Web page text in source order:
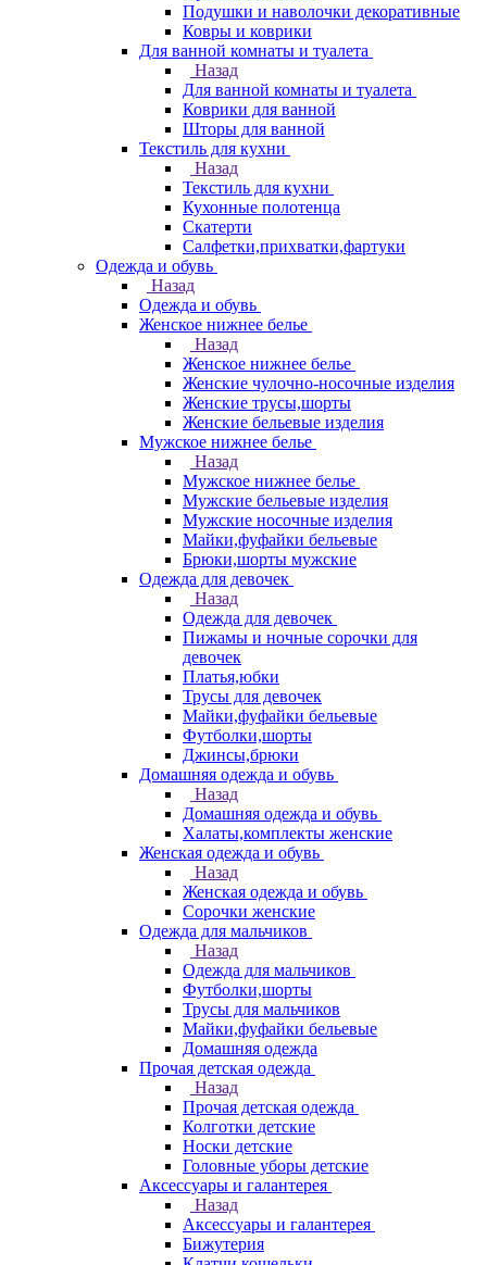
Подушки и наволочки декоративные
Ковры и коврики
Для ванной комнаты и туалета
Назад
Для ванной комнаты и туалета
Коврики для ванной
Шторы для ванной
Текстиль для кухни
Назад
Текстиль для кухни
Кухонные полотенца
Скатерти
Салфетки,прихватки,фартуки
Одежда и обувь
Назад
Одежда и обувь
Женское нижнее белье
Назад
Женское нижнее белье
Женские чулочно-носочные изделия
Женские трусы,шорты
Женские бельевые изделия
Мужское нижнее белье
Назад
Мужское нижнее белье
Мужские бельевые изделия
Мужские носочные изделия
Майки,фуфайки бельевые
Брюки,шорты мужские
Одежда для девочек
Назад
Одежда для девочек
Пижамы и ночные сорочки для
девочек
Платья,юбки
Трусы для девочек
Майки,фуфайки бельевые
Футболки,шорты
Джинсы,брюки
Домашняя одежда и обувь
Назад
Домашняя одежда и обувь
Халаты,комплекты женские
Женская одежда и обувь
Назад
Женская одежда и обувь
Сорочки женские
Одежда для мальчиков
Назад
Одежда для мальчиков
Футболки,шорты
Трусы для мальчиков
Майки,фуфайки бельевые
Домашняя одежда
Прочая детская одежда
Назад
Прочая детская одежда
Колготки детские
Носки детские
Головные уборы детские
Аксессуары и галантерея
Назад
Аксессуары и галантерея
Бижутерия